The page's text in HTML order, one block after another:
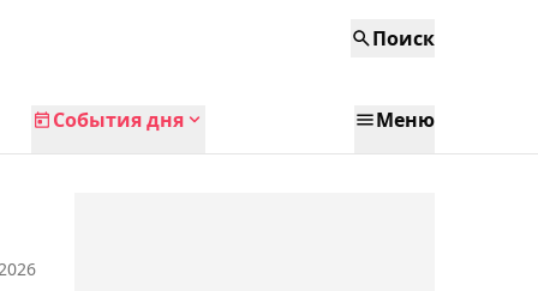
Поиск
События дня Меню